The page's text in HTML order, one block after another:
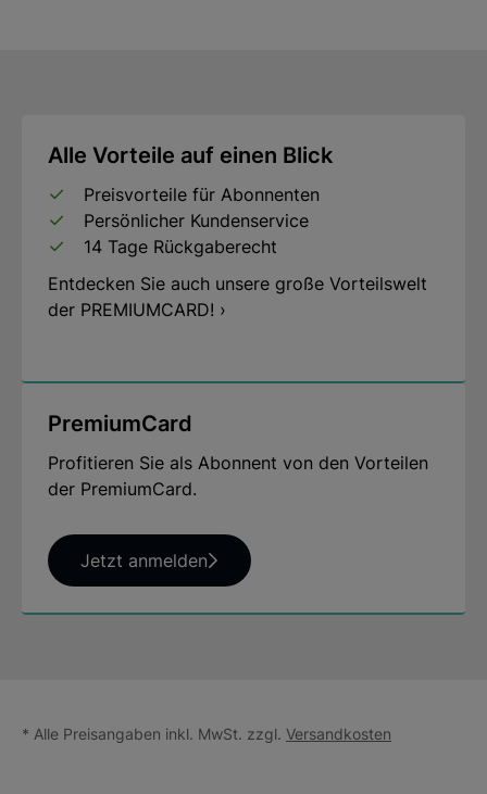
Alle Vorteile auf einen Blick
Preisvorteile für Abonnenten
Persönlicher Kundenservice
14 Tage Rückgaberecht
Entdecken Sie auch unsere große Vorteilswelt
der PREMIUMCARD! ›
PremiumCard
Profitieren Sie als Abonnent von den Vorteilen
der PremiumCard.
Jetzt anmelden
* Alle Preisangaben inkl. MwSt. zzgl. Versandkosten